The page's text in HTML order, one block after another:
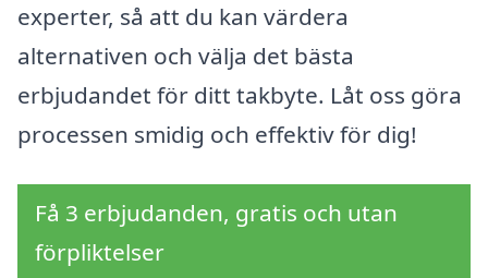
experter, så att du kan värdera
alternativen och välja det bästa
erbjudandet för ditt takbyte. Låt oss göra
processen smidig och effektiv för dig!
Få 3 erbjudanden, gratis och utan
förpliktelser